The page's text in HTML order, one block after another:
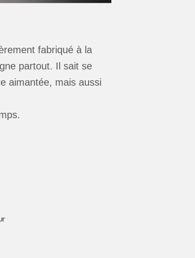
fabriqué à la
partout. Il sait se
aimantée, mais aussi